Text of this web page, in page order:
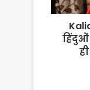
हिंदुओं